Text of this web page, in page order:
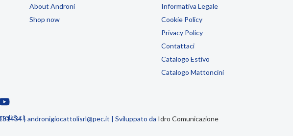
About Androni
Shop now
Informativa Legale
Cookie Policy
Privacy Policy
Contattaci
Catalogo Estivo
Catalogo Mattoncini
S.r.l.| andronigiocattolisrl@pec.it | Sviluppato da Idro Comunicazione